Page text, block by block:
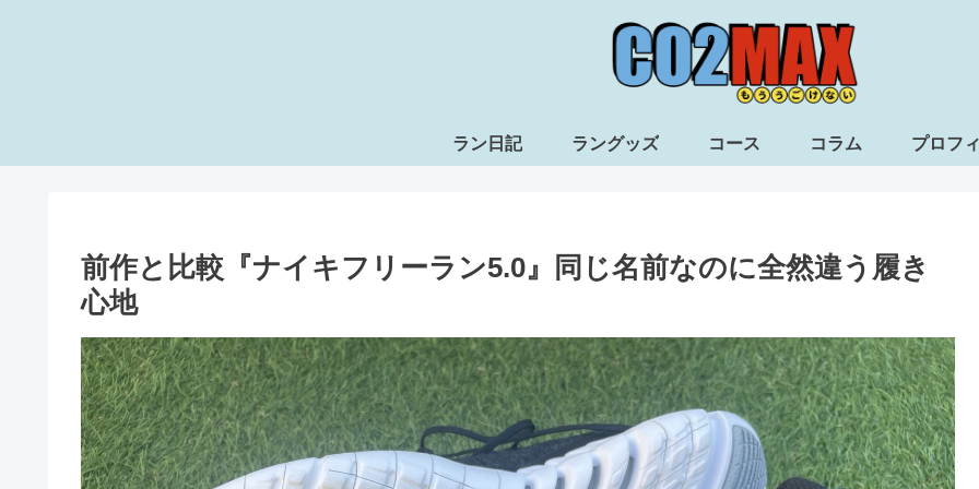
ラン日記 ラングッズ コース コラム プロフ
前作と比較『ナイキフリーラン5.0』同じ名前なのに全然違う履き
心地